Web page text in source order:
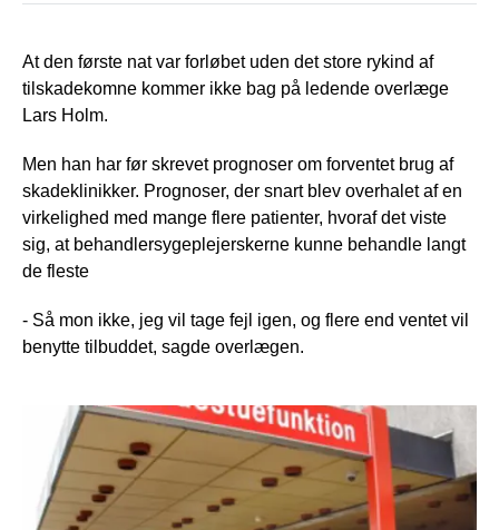
At den første nat var forløbet uden det store rykind af
tilskadekomne kommer ikke bag på ledende overlæge
Lars Holm.
Men han har før skrevet prognoser om forventet brug af
skadeklinikker. Prognoser, der snart blev overhalet af en
virkelighed med mange flere patienter, hvoraf det viste
sig, at behandlersygeplejerskerne kunne behandle langt
de fleste
- Så mon ikke, jeg vil tage fejl igen, og flere end ventet vil
benytte tilbuddet, sagde overlægen.